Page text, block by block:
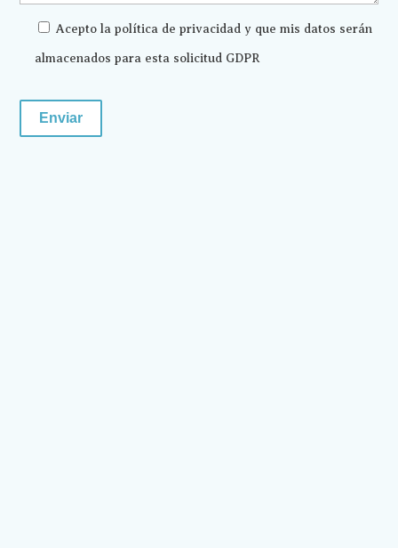
Acepto la política de privacidad y que mis datos serán
almacenados para esta solicitud GDPR